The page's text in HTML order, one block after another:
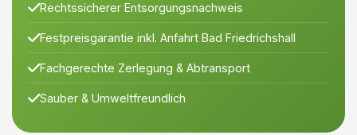
Rechtssicherer Entsorgungsnachweis
Festpreisgarantie inkl. Anfahrt Bad Friedrichshall
Fachgerechte Zerlegung & Abtransport
Sauber & Umweltfreundlich